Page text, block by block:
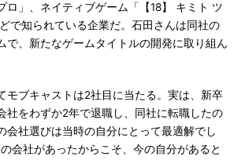
ロ」、ネイティブゲーム「【18】 キミト ツ
で知られている企業だ。石田さんは同社の
で、新たなゲームタイトルの開発に取り組ん
ブキャストは2社目に当たる。実は、新卒
社をわずか2年で退職し、同社に転職したの
会社選びは当時の自分にとって最適解でし
会社があったからこそ、今の自分があると